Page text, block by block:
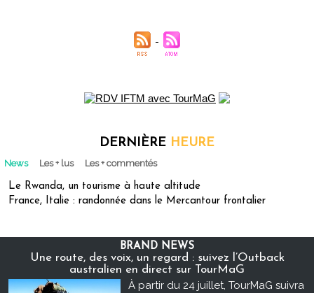
DERNIÈRE HEURE
News Les + lus Les + commentés
Le Rwanda, un tourisme à haute altitude
France, Italie : randonnée dans le Mercantour frontalier
BRAND NEWS
Une route, des voix, un regard : suivez l’Outback
australien en direct sur TourMaG
À partir du 24 juillet, TourMaG suivra